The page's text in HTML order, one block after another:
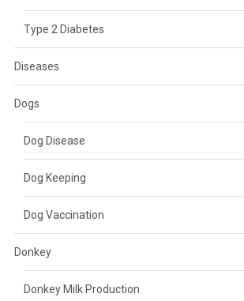
Type 2 Diabetes
Diseases
Dogs
Dog Disease
Dog Keeping
Dog Vaccination
Donkey
Donkey Milk Production